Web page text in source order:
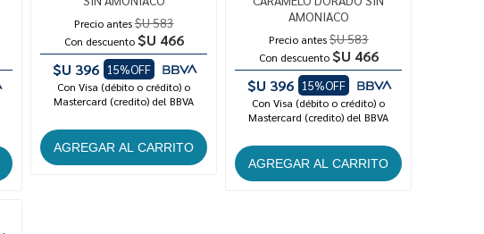
Precio antes$U 583
Con descuento $U 466
$U 396
15%OFF
Con Visa (débito o crédito) o
Mastercard (credito) del BBVA
AMONIACO
Precio antes$U 583
Con descuento $U 466
$U 396
15%OFF
Con Visa (débito o crédito) o
Mastercard (credito) del BBVA